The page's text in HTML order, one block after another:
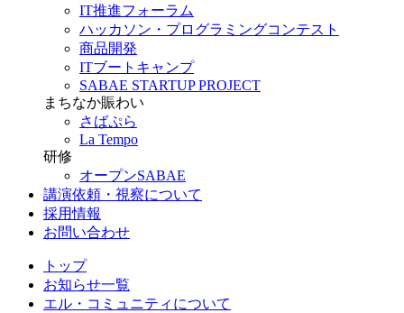
IT推進フォーラム
ハッカソン・プログラミングコンテスト
商品開発
ITブートキャンプ
SABAE STARTUP PROJECT
まちなか賑わい
さばぷら
La Tempo
研修
オープンSABAE
講演依頼・視察について
採用情報
お問い合わせ
トップ
お知らせ一覧
エル・コミュニティについて